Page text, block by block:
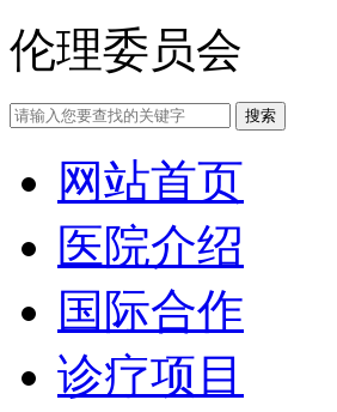
伦理委员会
网站首页
医院介绍
国际合作
诊疗项目